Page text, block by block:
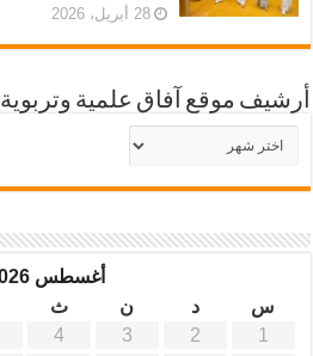
28 أبريل، 2026
أرشيف موقع آفاق علمية وتربوية
أرشيف
موقع
آفاق
أغسطس 2026
س
د ن ث
1
2
3
4